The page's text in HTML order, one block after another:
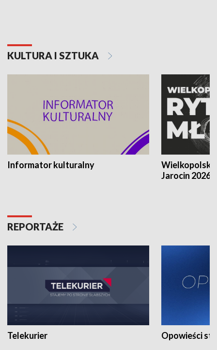
KULTURA I SZTUKA
Informator kulturalny
Jarocin 2026
REPORTAŻE
Telekurier Opowieści